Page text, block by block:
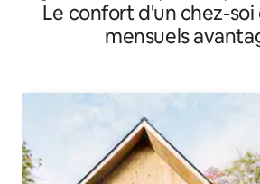
Le confort d'un chez-
mensuels